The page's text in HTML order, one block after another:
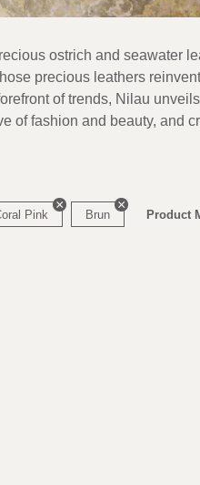
ostrich and seawater
precious leathers
of trends, Nilau
of fashion and beauty, and
Pink Brun Product